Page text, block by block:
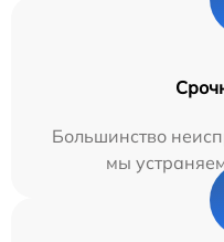
Большинство
мы